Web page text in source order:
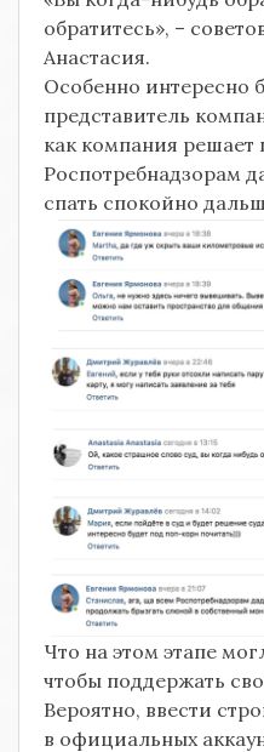
обратитесь», –
Анастасия.
Особенно интересно
представитель
как компания
Роспотребнадзорам
спать спокойно
Что на этом этапе
чтобы поддержать
Вероятно, ввести
в официальных